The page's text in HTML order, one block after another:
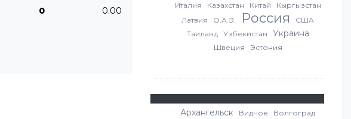
Италия
Казахстан Китай
Кыргызстан
Латвия
О.А.Э. Россия
США
Таиланд
Узбекистан Украина
Швеция Эстония
Архангельск Видное
Волгоград
0 0.00